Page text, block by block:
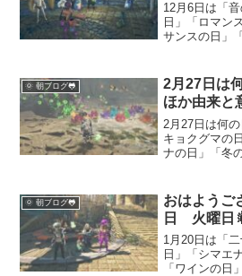
12月6日は「
日」「ロマン
サンスの日」
います。朝の
すすめ。今日
ださい。
🌞 朝ブログ🐸
2月27日は
ほか由来と
2月27日は何
キョクグマの
ナの日」「冬
体例つきで紹
小さなヒント
🌞 朝ブログ🐸
おはようご
日 火曜日
1月20日は「
日」「シマエ
「ワインの日